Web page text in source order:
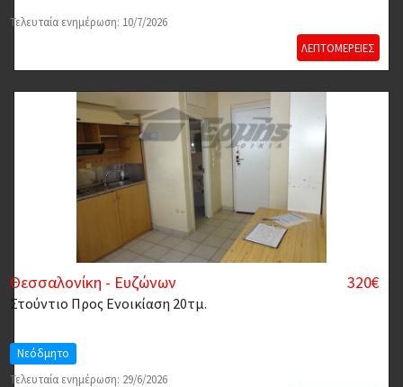
Τελευταία ενημέρωση: 10/7/2026
ΛΕΠΤΟΜΕΡΕΙΕΣ
Θεσσαλονίκη - Ευζώνων 320€
Στούντιο Προς Ενοικίαση 20τμ.
Νεόδμητο
Τελευταία ενημέρωση: 29/6/2026